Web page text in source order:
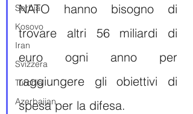
Serbia
Kosovo
Iran
Svizzera
Turchia
Azerbaijan
NATO hanno bisogno di
trovare altri 56 miliardi di
euro ogni anno per
raggiungere gli obiettivi di
spesa per la difesa.